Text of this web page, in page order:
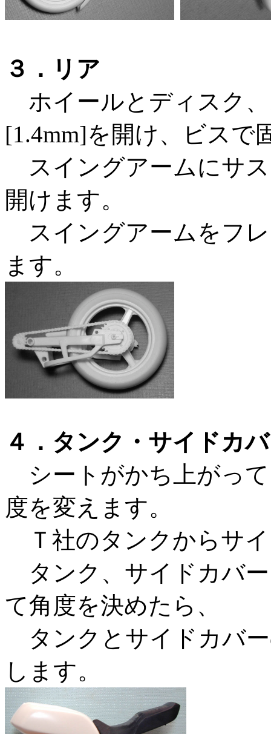
３．リア
ホイールとディスク
[1.4mm]を開け、ビスで
スイングアームにサ
開けます。
スイングアームをフ
ます。
４．タンク・サイドカ
シートがかち上がっ
度を変えます。
Ｔ社のタンクからサ
タンク、サイドカバ
て角度を決めたら、
タンクとサイドカバ
します。